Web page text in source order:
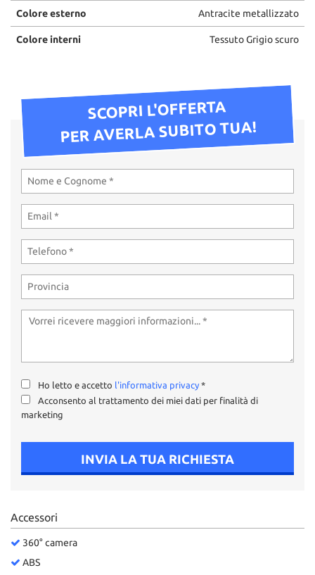
Colore esterno Antracite metallizzato
Colore interni Tessuto Grigio scuro
SCOPRI L'OFFERTA
PER AVERLA SUBITO TUA!
Ho letto e accetto l'informativa privacy *
Acconsento al trattamento dei miei dati per finalità di
marketing
INVIA LA TUA RICHIESTA
Accessori
360° camera
ABS